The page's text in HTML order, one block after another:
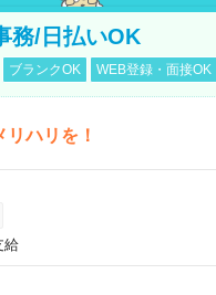
務/日払いOK
ブランクOK WEB登録・面接OK
ハリを！
給